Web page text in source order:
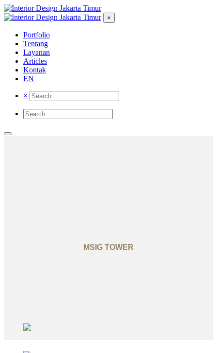
×
Portfolio
Tentang
Layanan
Articles
Kontak
EN
×
MSIG TOWER